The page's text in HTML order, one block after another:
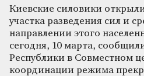
Киевские силовики
участка разведения сил и
направлении этого
сегодня, 10 марта,
Республики в Совместном
координации режима